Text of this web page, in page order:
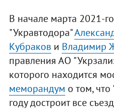
В начале марта 2021-
"Укравтодора"
Кубраков и Владимир
правления АО
которого находится
меморандум о том,
году достроит все